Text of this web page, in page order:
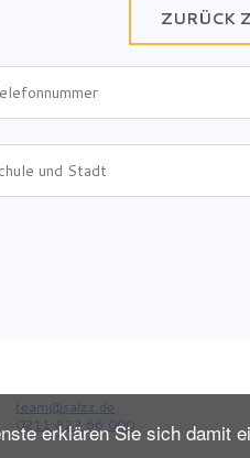
erklären Sie sich damit
ZURÜCK
team@salzz.de
0211 822 66 000